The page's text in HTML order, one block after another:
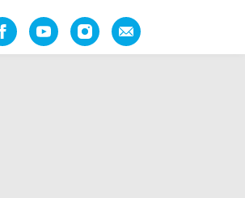
FacebookYouTubeInstagramOdporučiť